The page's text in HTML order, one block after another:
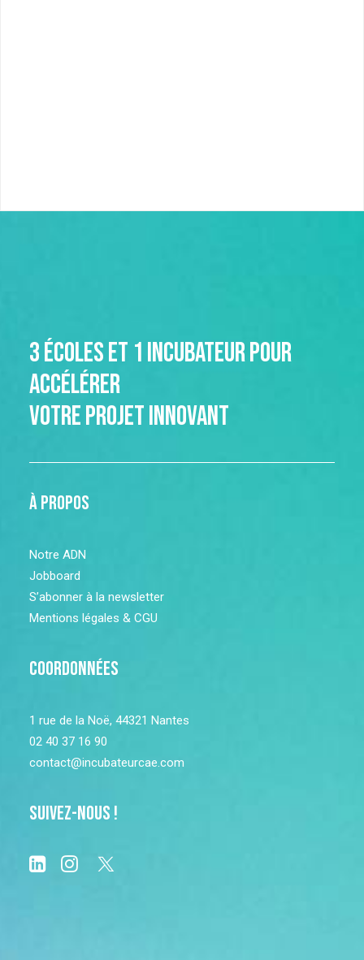
3 écoles et 1 incubateur pour
accélérer
votre projet innovant
à propos
Notre ADN
Jobboard
S’abonner à la newsletter
Mentions légales & CGU
Coordonnées
1 rue de la Noë, 44321 Nantes
02 40 37 16 90
contact@incubateurcae.com
Suivez-nous !